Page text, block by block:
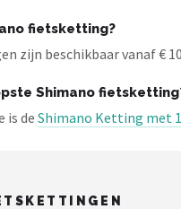
fietsketting?
zijn beschikbaar vanaf €
Shimano
is de Shimano Ketting met